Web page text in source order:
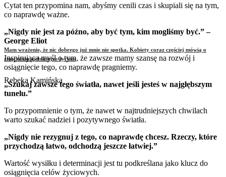
Mam wrażenie, że nic dobrego już mnie nie spotka. Kobiety coraz częściej mówią o
zmęczeniu spełnionym życiem
Rebeka Kamińska
Cytat ten przypomina nam, abyśmy cenili czas i skupiali się na tym,
co naprawdę ważne.
„Nigdy nie jest za późno, aby być tym, kim mogliśmy być.” –
George Eliot
Inspirująca myśl o tym, że zawsze mamy szansę na rozwój i
osiągnięcie tego, co naprawdę pragniemy.
„Szukaj zawsze tego światła, nawet jeśli jesteś w najgłębszym
tunelu.”
To przypomnienie o tym, że nawet w najtrudniejszych chwilach
warto szukać nadziei i pozytywnego światła.
„Nigdy nie rezygnuj z tego, co naprawdę chcesz. Rzeczy, które
przychodzą łatwo, odchodzą jeszcze łatwiej.”
Wartość wysiłku i determinacji jest tu podkreślana jako klucz do
osiągnięcia celów życiowych.